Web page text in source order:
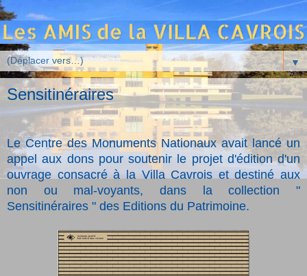
▼
Sensitinéraires
Le Centre des Monuments Nationaux avait lancé un
appel aux dons pour soutenir le projet d'édition d'un
ouvrage consacré à la Villa Cavrois et destiné aux
non ou mal-voyants, dans la collection "
Sensitinéraires " des Editions du Patrimoine.